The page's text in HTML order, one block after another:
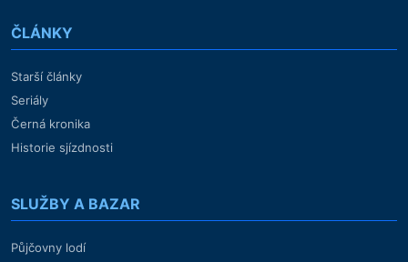
ČLÁNKY
Starší články
Seriály
Černá kronika
Historie sjízdnosti
SLUŽBY A BAZAR
Půjčovny lodí